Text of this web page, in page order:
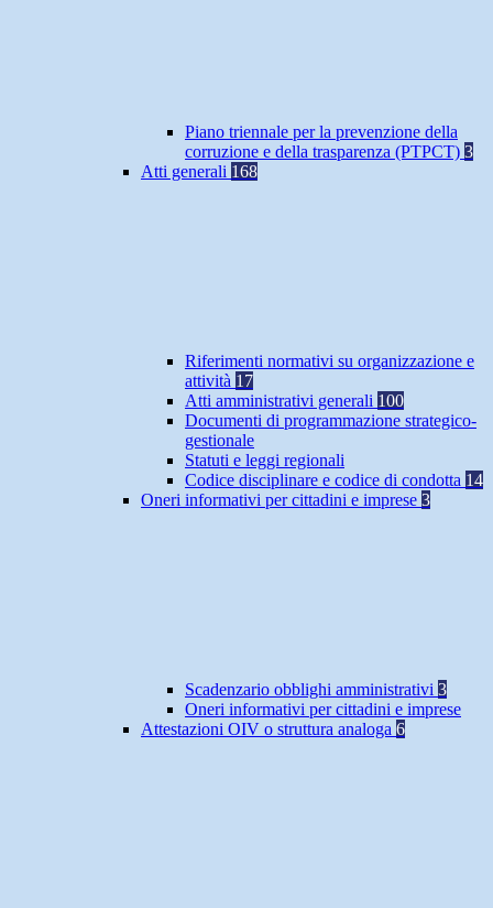
Piano triennale per la prevenzione della
corruzione e della trasparenza (PTPCT) 3
Atti generali 168
Riferimenti normativi su organizzazione e
attività 17
Atti amministrativi generali 100
Documenti di programmazione strategico-
gestionale
Statuti e leggi regionali
Codice disciplinare e codice di condotta 14
Oneri informativi per cittadini e imprese 3
Scadenzario obblighi amministrativi 3
Oneri informativi per cittadini e imprese
Attestazioni OIV o struttura analoga 6